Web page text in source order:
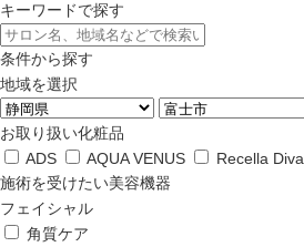
キーワードで探す
条件から探す
地域を選択
お取り扱い化粧品
ADS
AQUA VENUS
Recella Diva
施術を受けたい美容機器
フェイシャル
角質ケア